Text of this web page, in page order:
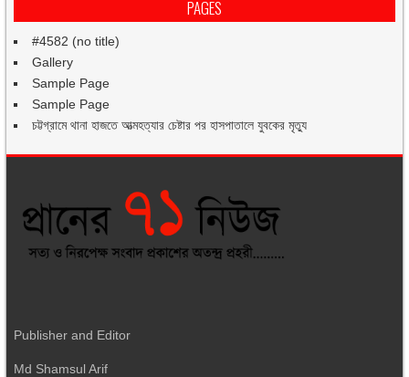
PAGES
#4582 (no title)
Gallery
Sample Page
Sample Page
চট্টগ্রামে থানা হাজতে আত্মহত্যার চেষ্টার পর হাসপাতালে যুবকের মৃত্যু
Publisher and Editor
Md Shamsul Arif